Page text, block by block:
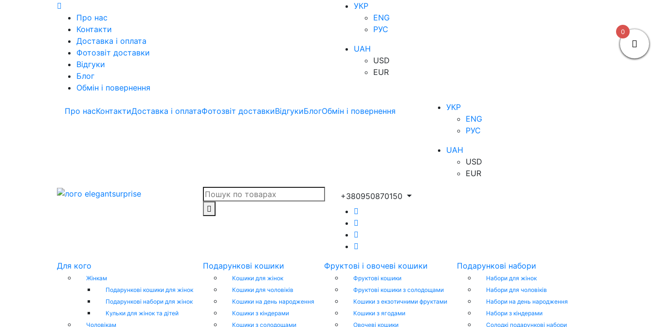
Про нас
Контакти
Доставка і оплата
Фотозвіт доставки
Відгуки
Блог
Обмін і повернення
УКР
ENG
РУС
UAH
USD
EUR
Про насКонтактиДоставка і оплатаФотозвіт доставкиВідгукиБлогОбмін і повернення
УКР
ENG
РУС
UAH
USD
EUR
+380950870150
Для кого
Жінкам
Подарункові кошики для жінок
Подарункові набори для жінок
Кульки для жінок та дітей
Чоловікам
Подарункові кошики
Кошики для жінок
Кошики для чоловіків
Кошики на день народження
Кошики з кіндерами
Кошики з солодощами
Фруктові і овочеві кошики
Фруктові кошики
Фруктові кошики з солодощами
Кошики з екзотичними фруктами
Кошики з ягодами
Овочеві кошики
Подарункові набори
Набори для жінок
Набори для чоловіків
Набори на день народження
Набори з кіндерами
Cолодкі подарункові набори
0